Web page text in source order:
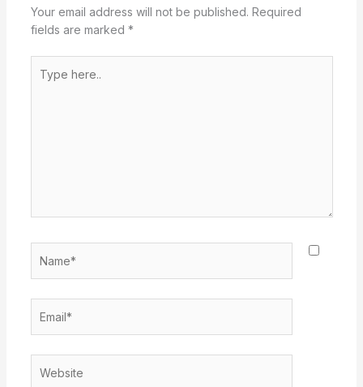
Your email address will not be published. Required
fields are marked *
here..